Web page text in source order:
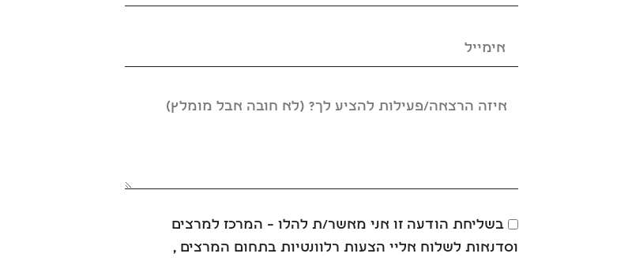
בשליחת הודעה זו אני מאשר/ת להלו – המרכז למרצים
וסדנאות לשלוח אליי הצעות רלוונטיות בתחום המרצים ,